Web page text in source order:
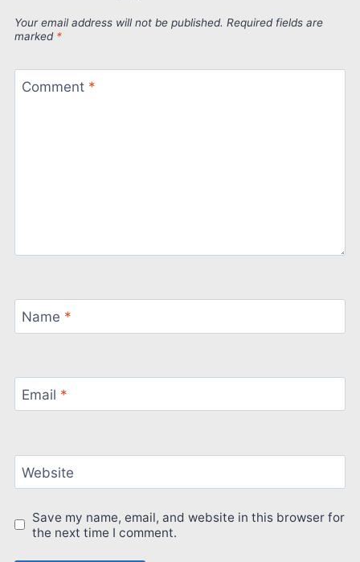
Your email address will not be published. Required fields are
marked *
Comment *
Name *
Email *
Website
Save my name, email, and website in this browser for
the next time I comment.